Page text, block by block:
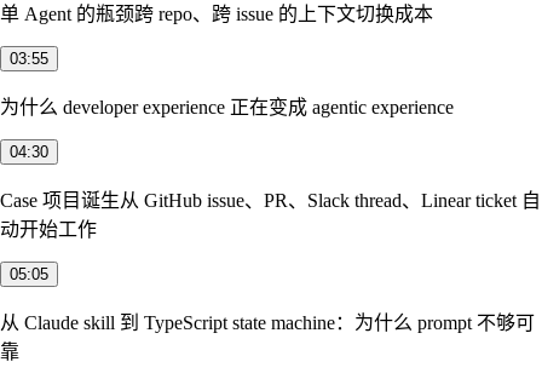
单 Agent 的瓶颈跨 repo、跨 issue 的上下文切换成本
03:55
为什么 developer experience 正在变成 agentic experience
04:30
Case 项目诞生从 GitHub issue、PR、Slack thread、Linear ticket 自
动开始工作
05:05
从 Claude skill 到 TypeScript state machine：为什么 prompt 不够可
靠